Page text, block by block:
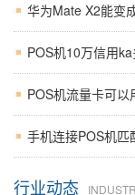
华为Mate X2能变
POS机10万信用ka
POS机流量卡可
手机连接POS机匹配
行业动态